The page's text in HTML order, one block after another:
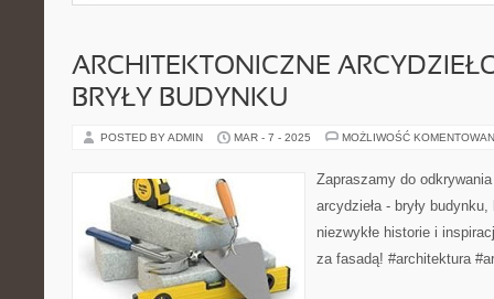
ARCHITEKTONICZNE
BRYŁY BUDYNKU
POSTED BY ADMIN MAR - 7 - 2025 MOŻLIWOŚĆ
Zapraszamy do
arcydzieła - bryły
niezwykłe historie i
za fasadą! #architektura